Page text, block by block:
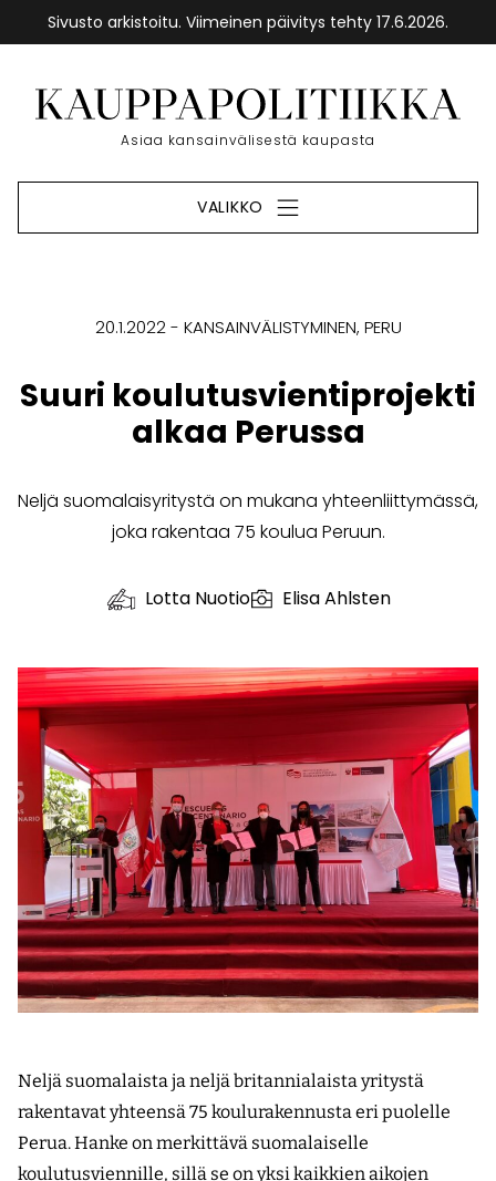
Sivusto arkistoitu. Viimeinen päivitys tehty 17.6.2026.
sisältöön
Etusivu
Asiaa kansainvälisestä kaupasta
VALIKKO
20.1.2022 KANSAINVÄLISTYMINEN PERU
Suuri koulutusvientiprojekti
alkaa Perussa
Neljä suomalaisyritystä on mukana yhteenliittymässä,
joka rakentaa 75 koulua Peruun.
Lotta Nuotio Elisa Ahlsten
Neljä suomalaista ja neljä britannialaista yritystä
rakentavat yhteensä 75 koulurakennusta eri puolelle
Perua. Hanke on merkittävä suomalaiselle
koulutusviennille, sillä se on yksi kaikkien aikojen